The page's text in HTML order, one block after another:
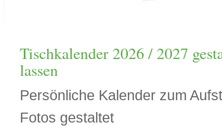
Tischkalender 2026 / 2027
lassen
Persönliche Kalender zum
Fotos gestaltet